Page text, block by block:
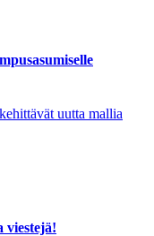
uutta mallia
viestejä!